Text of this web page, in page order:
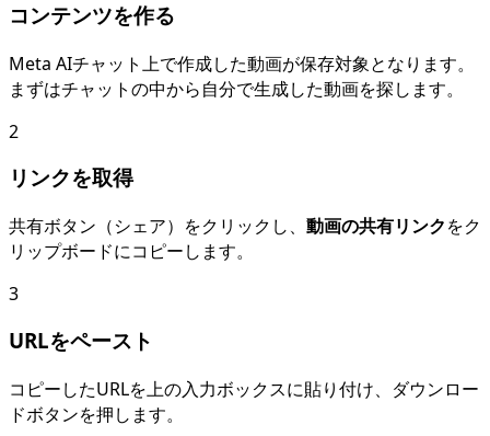
コンテンツを作る
Meta AIチャット上で作成した動画が保存対象となります。
まずはチャットの中から自分で生成した動画を探します。
2
リンクを取得
共有ボタン（シェア）をクリックし、 動画の共有リンクをク
リップボードにコピーします。
3
URLをペースト
コピーしたURLを上の入力ボックスに貼り付け、ダウンロー
ドボタンを押します。